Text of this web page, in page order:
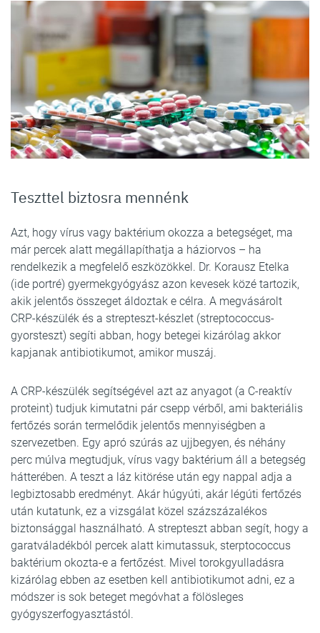
Teszttel biztosra mennénk
Azt, hogy vírus vagy baktérium okozza a betegséget, ma
már percek alatt megállapíthatja a háziorvos – ha
rendelkezik a megfelelő eszközökkel. Dr. Korausz Etelka
(ide portré) gyermekgyógyász azon kevesek közé tartozik,
akik jelentős összeget áldoztak e célra. A megvásárolt
CRP-készülék és a strepteszt-készlet (streptococcus-
gyorsteszt) segíti abban, hogy betegei kizárólag akkor
kapjanak antibiotikumot, amikor muszáj.
A CRP-készülék segítségével azt az anyagot (a C-reaktív
proteint) tudjuk kimutatni pár csepp vérből, ami bakteriális
fertőzés során termelődik jelentős mennyiségben a
szervezetben. Egy apró szúrás az ujjbegyen, és néhány
perc múlva megtudjuk, vírus vagy baktérium áll a betegség
hátterében. A teszt a láz kitörése után egy nappal adja a
legbiztosabb eredményt. Akár húgyúti, akár légúti fertőzés
után kutatunk, ez a vizsgálat közel százszázalékos
biztonsággal használható. A strepteszt abban segít, hogy a
garatváladékból percek alatt kimutassuk, sterptococcus
baktérium okozta-e a fertőzést. Mivel torokgyulladásra
kizárólag ebben az esetben kell antibiotikumot adni, ez a
módszer is sok beteget megóvhat a fölösleges
gyógyszerfogyasztástól.